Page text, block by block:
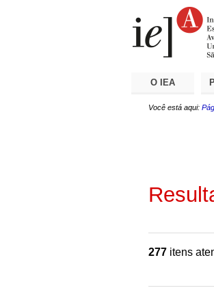
O IEA
Você está aqui:
277 itens